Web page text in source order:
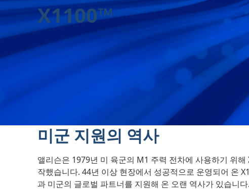
X1100™
미군 지원의 역사
앨리슨은 1979년 미 육군의 M1 주력 전차에 사용하기 위
작했습니다. 44년 이상 현장에서 성공적으로 운영되어 온
과 미군의 글로벌 파트너를 지원해 온 오랜 역사가 있습니